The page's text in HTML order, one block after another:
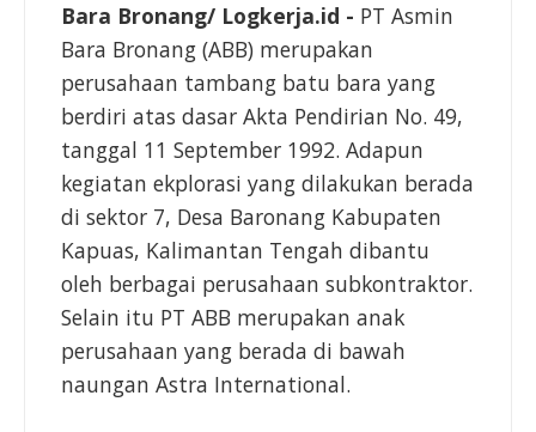
Bara Bronang/ Logkerja.id - PT Asmin
Bara Bronang (ABB) merupakan
perusahaan tambang batu bara yang
berdiri atas dasar Akta Pendirian No. 49,
tanggal 11 September 1992. Adapun
kegiatan ekplorasi yang dilakukan berada
di sektor 7, Desa Baronang Kabupaten
Kapuas, Kalimantan Tengah dibantu
oleh berbagai perusahaan subkontraktor.
Selain itu PT ABB merupakan anak
perusahaan yang berada di bawah
naungan Astra International.